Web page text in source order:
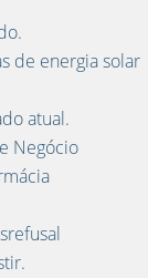
de energia solar
atual.
Negócio